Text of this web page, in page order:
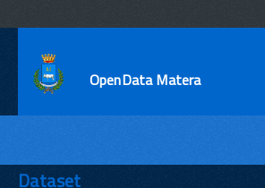
OpenData Matera
ENTI
Dataset